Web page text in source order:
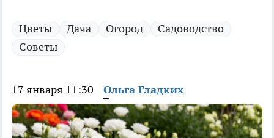
Цветы Дача Огород
Садоводство
Советы
17 января 11:30 Ольга Гладких